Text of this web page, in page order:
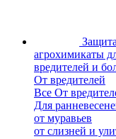
агрохимикаты
вредителей и
От вредителей
Все От
Для
от муравьев
от слизней и